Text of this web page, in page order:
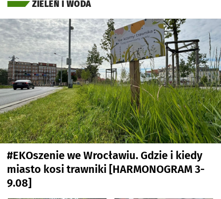
ZIELEŃ I WODA
#EKOszenie we Wrocławiu. Gdzie i kiedy
miasto kosi trawniki [HARMONOGRAM 3-
9.08]